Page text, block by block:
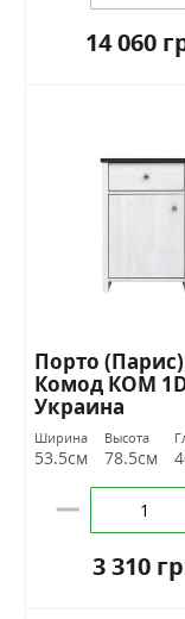
14 060
Порто (Парис)
Комод КОМ
Украина
Ширина
53.5см
Высота
78.5см
3 310